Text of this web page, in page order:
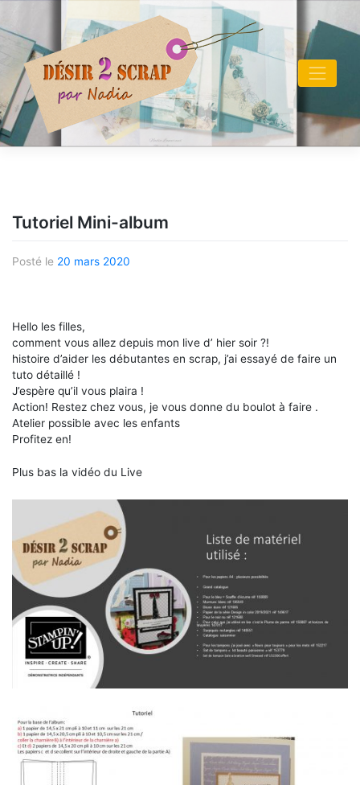
content
Tutoriel Mini-album
Posté le 20 mars 2020
Hello les filles,
comment vous allez depuis mon live d’ hier soir ?!
histoire d’aider les débutantes en scrap, j’ai essayé de faire un
tuto détaillé !
J’espère qu’il vous plaira !
Action! Restez chez vous, je vous donne du boulot à faire .
Atelier possible avec les enfants
Profitez en!
Plus bas la vidéo du Live